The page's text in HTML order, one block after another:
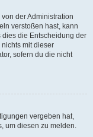
der Administration
verstoßen hast, kann
die Entscheidung der
mit dieser
sofern du die nicht
vergeben hat,
um diesen zu melden.